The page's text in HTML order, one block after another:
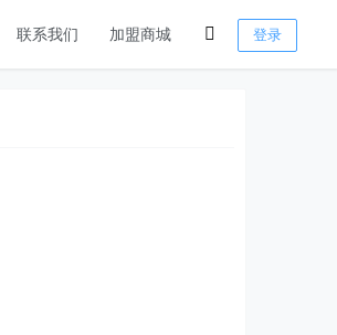
联系我们 加盟商城 登录